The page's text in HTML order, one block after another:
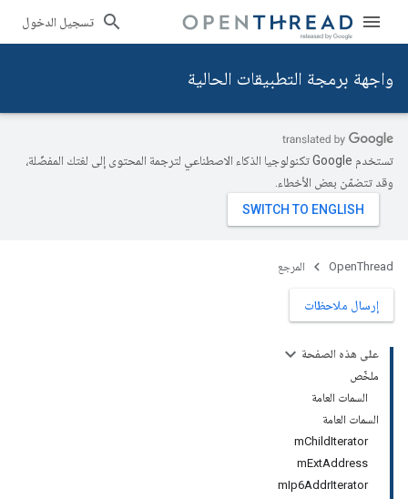
تسجيل الدخول
واجهة برمجة التطبيقات الحالية
تستخدم Google تكنولوجيا الذكاء الاصطناعي لترجمة المحتوى إلى لغتك المفضّلة،
وقد تتضمّن بعض الأخطاء.
OpenThread المرجع
إرسال ملاحظات
على هذه الصفحة
ملخّص
السمات العامة
السمات العامة
mChildIterator
mExtAddress
mIp6AddrIterator